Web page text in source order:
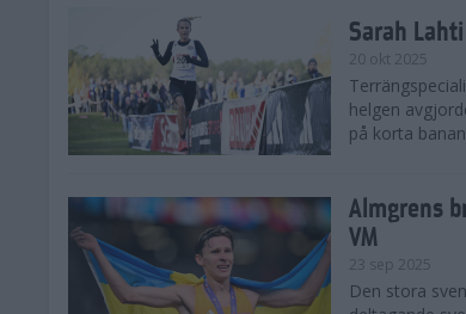
Sarah
20 okt 2025
helgen
på korta
Almgrens
VM
23 sep 2025
Den stora